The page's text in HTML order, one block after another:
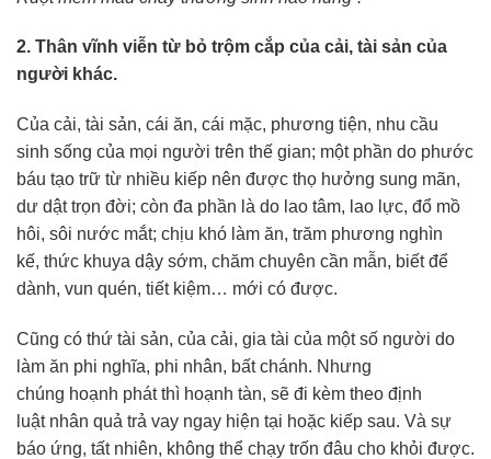
2. Thân vĩnh viễn từ bỏ trộm cắp của cải, tài sản của
người khác.
Của cải, tài sản, cái ăn, cái mặc, phương tiện, nhu cầu
sinh sống của mọi người trên thế gian; một phần do phước
báu tạo trữ từ nhiều kiếp nên được thọ hưởng sung mãn,
dư dật trọn đời; còn đa phần là do lao tâm, lao lực, đổ mồ
hôi, sôi nước mắt; chịu khó làm ăn, trăm phương nghìn
kế, thức khuya dậy sớm, chăm chuyên cần mẫn, biết để
dành, vun quén, tiết kiệm… mới có được.
Cũng có thứ tài sản, của cải, gia tài của một số người do
làm ăn phi nghĩa, phi nhân, bất chánh. Nhưng
chúng hoạnh phát thì hoạnh tàn, sẽ đi kèm theo định
luật nhân quả trả vay ngay hiện tại hoặc kiếp sau. Và sự
báo ứng, tất nhiên, không thể chạy trốn đâu cho khỏi được.